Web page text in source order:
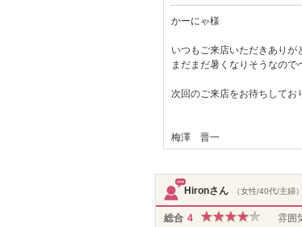
かーにゃ様
いつもご来店いただきありが
まだまだ暑くなりそうなの
次回のご来店をお待ちしてお
梅澤 晋一
Hironさん （女性/40代/主婦）
総合 4 雰囲